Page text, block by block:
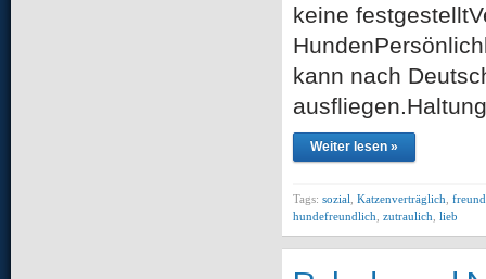
keine
kann nach
Weiter lesen »
Tags: sozial Katzenverträglich
hundefreundlich zutraulich lieb